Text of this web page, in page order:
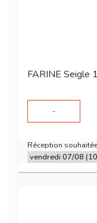
FARINE Seigle
-
Réception